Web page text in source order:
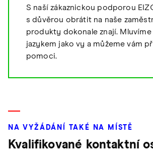
S naší zákaznickou podporou
s důvěrou obrátit na naše
produkty dokonale znají.
jazykem jako vy a můžeme vám
pomoci.
NA VYŽÁDÁNÍ TAKÉ NA MÍSTĚ
Kvalifikované kontaktní